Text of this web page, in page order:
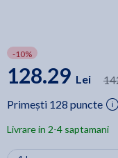
-10%
128.29 Lei
Primești 128 puncte
Livrare in 2-4 saptamani